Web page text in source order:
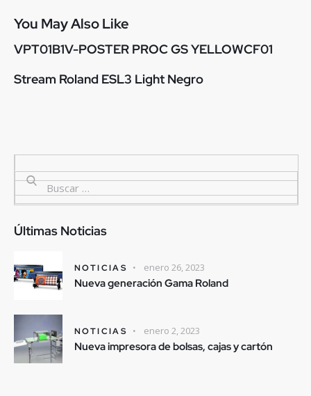
You May Also Like
VPT01B1V-POSTER PROC GS YELLOWCF01
Stream Roland ESL3 Light Negro
Últimas Noticias
NOTICIAS enero 26, 2023
Nueva generación Gama Roland
NOTICIAS enero 2, 2023
Nueva impresora de bolsas, cajas y cartón